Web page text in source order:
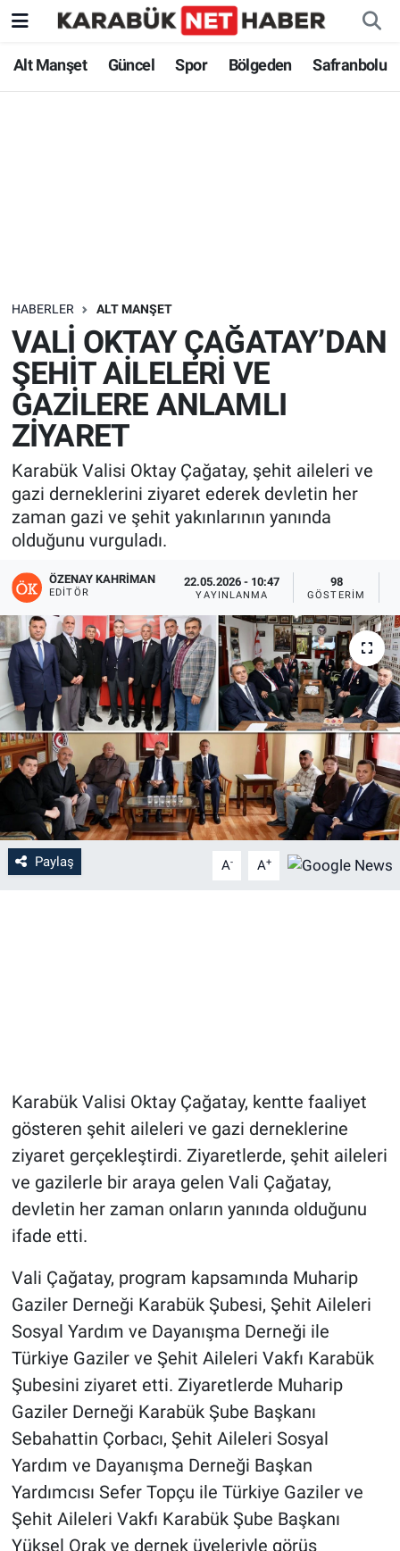
Alt Manşet Güncel Spor Bölgeden Safranbolu
HABERLER ALT MANŞET
VALİ OKTAY ÇAĞATAY’DAN
ŞEHİT AİLELERİ VE
GAZİLERE ANLAMLI
ZİYARET
Karabük Valisi Oktay Çağatay, şehit aileleri ve
gazi derneklerini ziyaret ederek devletin her
zaman gazi ve şehit yakınlarının yanında
olduğunu vurguladı.
ÖZENAY KAHRIMAN
EDITÖR
22.05.2026 - 10:47
YAYINLANMA
98
GÖSTERIM
Paylaş A- A+
Karabük Valisi Oktay Çağatay, kentte faaliyet
gösteren şehit aileleri ve gazi derneklerine
ziyaret gerçekleştirdi. Ziyaretlerde, şehit aileleri
ve gazilerle bir araya gelen Vali Çağatay,
devletin her zaman onların yanında olduğunu
ifade etti.
Vali Çağatay, program kapsamında Muharip
Gaziler Derneği Karabük Şubesi, Şehit Aileleri
Sosyal Yardım ve Dayanışma Derneği ile
Türkiye Gaziler ve Şehit Aileleri Vakfı Karabük
Şubesini ziyaret etti. Ziyaretlerde Muharip
Gaziler Derneği Karabük Şube Başkanı
Sebahattin Çorbacı, Şehit Aileleri Sosyal
Yardım ve Dayanışma Derneği Başkan
Yardımcısı Sefer Topçu ile Türkiye Gaziler ve
Şehit Aileleri Vakfı Karabük Şube Başkanı
Yüksel Orak ve dernek üyeleriyle görüş